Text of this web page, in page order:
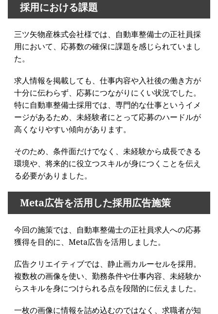
採用における課題
三ツ矢物産株式会社様では、自動車整備士の正社員採
用において、応募数の確保に課題を感じられていまし
た。
求人情報を掲載しても、仕事内容や入社後の働き方が
十分に伝わらず、応募につながりにくい状況でした。
特に自動車整備士採用では、専門的な仕事というイメ
ージがあるため、未経験者にとって応募のハードルが
高くなりやすい傾向があります。
そのため、条件面だけでなく、未経験から成長できる
環境や、将来的に役立つスキルが身につくことを伝え
る必要がありました。
Meta広告を活用した採用広告施策
今回の施策では、自動車整備士の正社員求人への応募
獲得を目的に、Meta広告を活用しました。
広告クリエイティブでは、静止画カルーセルを採用。
複数枚の画像を使い、勤務条件や仕事内容、未経験か
らスキルを身につけられる点を段階的に伝えました。
一枚の画像に情報を詰め込むのではなく、求職者が知